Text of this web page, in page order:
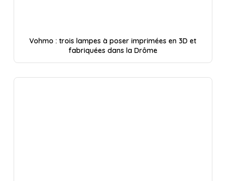
Vohmo : trois lampes à poser imprimées en 3D et
fabriquées dans la Drôme